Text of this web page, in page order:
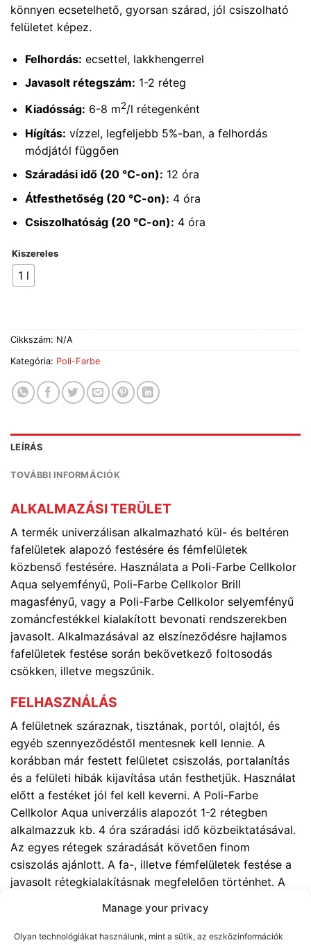
Manage your privacy
Olyan technológiákat használunk, mint a sütik, az eszközinformációk
könnyen ecsetelhető, gyorsan szárad, jól csiszolható
felületet képez.
Felhordás: ecsettel, lakkhengerrel
Javasolt rétegszám: 1-2 réteg
Kiadósság: 6-8 m2/l rétegenként
Hígítás: vízzel, legfeljebb 5%-ban, a felhordás
módjától függően
Száradási idő (20 °C-on): 12 óra
Átfesthetőség (20 °C-on): 4 óra
Csiszolhatóság (20 °C-on): 4 óra
Kiszereles
1 l
Cikkszám: N/A
Kategória: Poli-Farbe
LEÍRÁS
TOVÁBBI INFORMÁCIÓK
ALKALMAZÁSI TERÜLET
A termék univerzálisan alkalmazható kül- és beltéren
fafelületek alapozó festésére és fémfelületek
közbenső festésére. Használata a Poli-Farbe Cellkolor
Aqua selyemfényű, Poli-Farbe Cellkolor Brill
magasfényű, vagy a Poli-Farbe Cellkolor selyemfényű
zománcfestékkel kialakított bevonati rendszerekben
javasolt. Alkalmazásával az elszíneződésre hajlamos
fafelületek festése során bekövetkező foltosodás
csökken, illetve megszűnik.
FELHASZNÁLÁS
A felületnek száraznak, tisztának, portól, olajtól, és
egyéb szennyeződéstől mentesnek kell lennie. A
korábban már festett felületet csiszolás, portalanítás
és a felületi hibák kijavítása után festhetjük. Használat
előtt a festéket jól fel kell keverni. A Poli-Farbe
Cellkolor Aqua univerzális alapozót 1-2 rétegben
alkalmazzuk kb. 4 óra száradási idő közbeiktatásával.
Az egyes rétegek száradását követően finom
csiszolás ajánlott. A fa-, illetve fémfelületek festése a
javasolt rétegkialakításnak megfelelően történhet. A
végezhető. Az eszközök a festést követően vízzel
elmoshatók.